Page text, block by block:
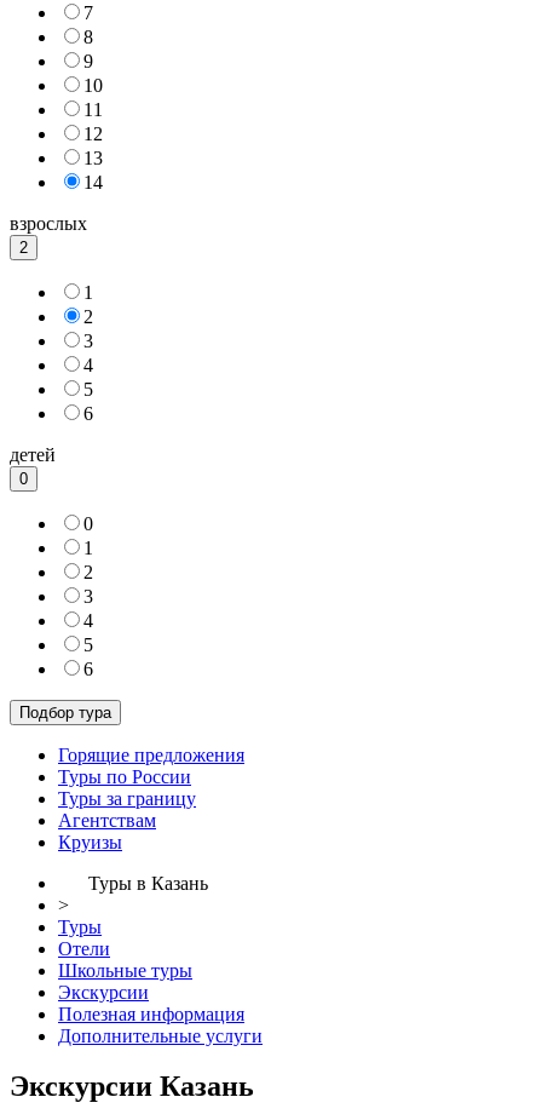
7
8
9
10
11
12
13
14
взрослых
2
1
2
3
4
5
6
детей
0
0
1
2
3
4
5
6
Горящие предложения
Туры по России
Туры за границу
Агентствам
Круизы
Туры в Казань
>
Туры
Отели
Школьные туры
Экскурсии
Полезная информация
Дополнительные услуги
Экскурсии Казань